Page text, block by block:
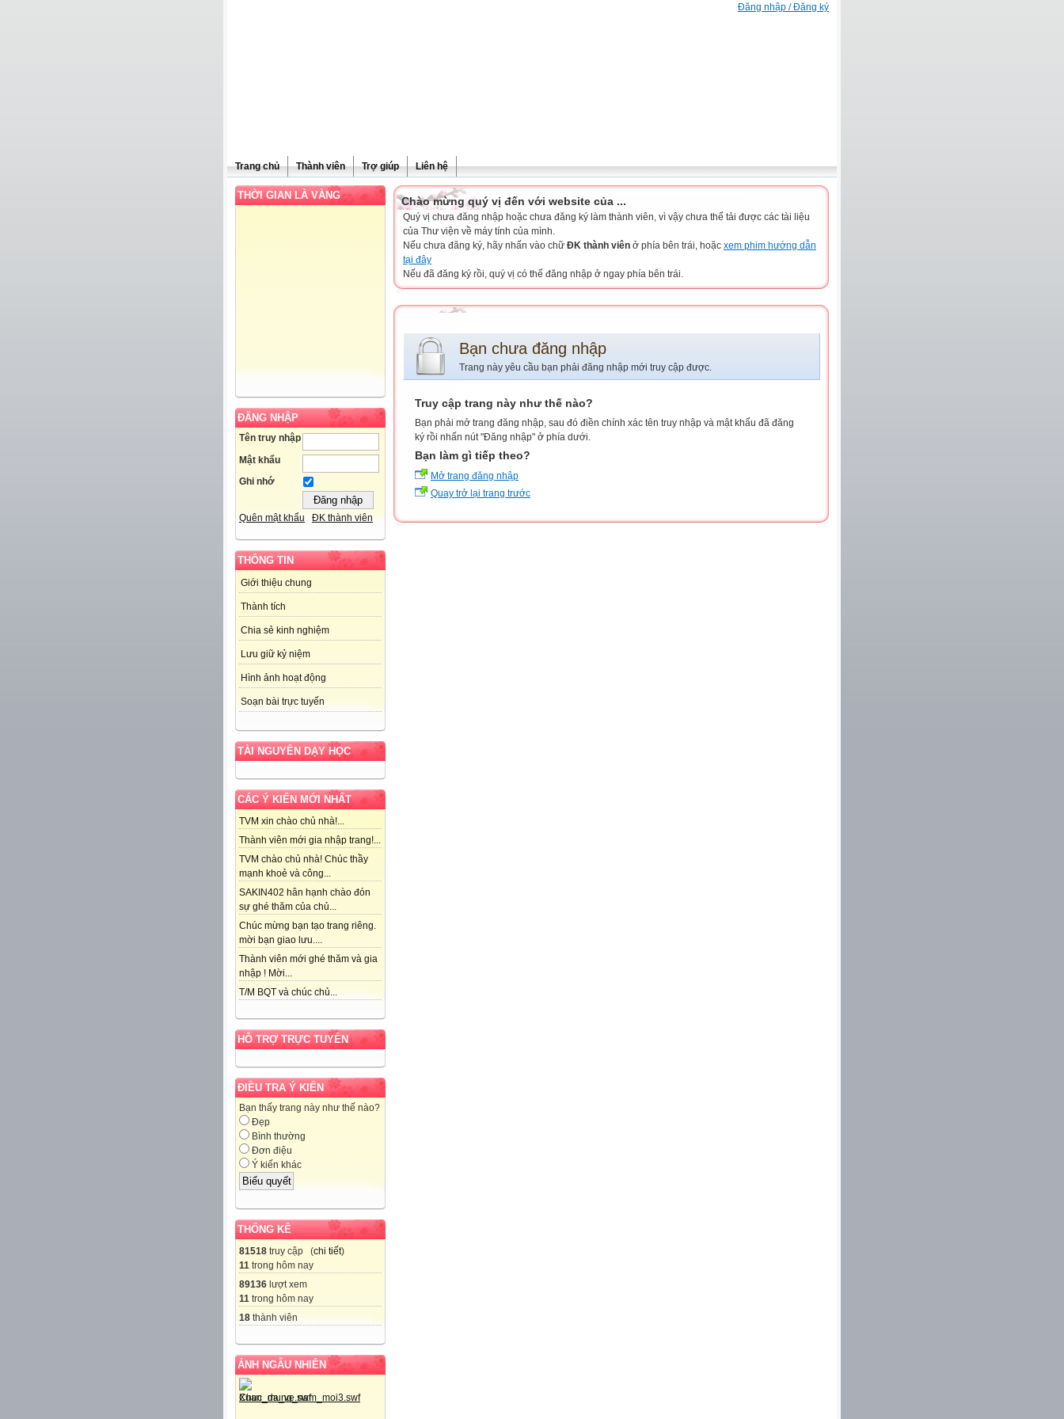
Đăng nhập / Đăng ký
Trang chủ Thành viên Trợ giúp Liên hệ
THỜI GIAN LÀ VÀNG
ĐĂNG NHẬP
Tên truy nhập
Mật khẩu
Ghi nhớ
Quên mật khẩu ĐK thành viên
THÔNG TIN
Giới thiệu chung
Thành tích
Chia sẻ kinh nghiệm
Lưu giữ kỷ niệm
Hình ảnh hoạt động
Soạn bài trực tuyến
TÀI NGUYÊN DẠY HỌC
CÁC Ý KIẾN MỚI NHẤT
TVM xin chào chủ nhà!...
Thành viên mới gia nhập trang!...
TVM chào chủ nhà! Chúc thầy
mạnh khoẻ và công...
SAKIN402 hân hạnh chào đón
sự ghé thăm của chủ...
Chúc mừng bạn tạo trang riêng.
mời bạn giao lưu....
Thành viên mới ghé thăm và gia
nhập ! Mời...
T/M BQT và chúc chủ...
HỖ TRỢ TRỰC TUYẾN
ĐIỀU TRA Ý KIẾN
Bạn thấy trang này như thế nào?
Đẹp
Bình thường
Đơn điệu
Ý kiến khác
THỐNG KÊ
81518 truy cập (chi tiết)
11 trong hôm nay
89136 lượt xem
11 trong hôm nay
18 thành viên
ẢNH NGẪU NHIÊN
Chào mừng quý vị đến với website của ...
Quý vị chưa đăng nhập hoặc chưa đăng ký làm thành viên, vì vậy chưa thể tải được các tài liệu
của Thư viện về máy tính của mình.
Nếu chưa đăng ký, hãy nhấn vào chữ ĐK thành viên ở phía bên trái, hoặc xem phim hướng dẫn
tại đây
Nếu đã đăng ký rồi, quý vị có thể đăng nhập ở ngay phía bên trái.
Bạn chưa đăng nhập
Trang này yêu cầu bạn phải đăng nhập mới truy cập được.
Truy cập trang này như thế nào?
Bạn phải mở trang đăng nhập, sau đó điền chính xác tên truy nhập và mật khẩu đã đăng
ký rồi nhấn nút "Đăng nhập" ở phía dưới.
Bạn làm gì tiếp theo?
Mở trang đăng nhập
Quay trở lại trang trước